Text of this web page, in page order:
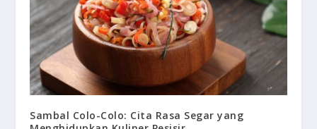
Sambal Colo-Colo: Cita Rasa Segar yang